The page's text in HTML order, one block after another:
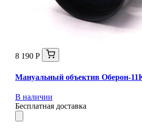
8 190 Р
Мануальный объектив Оберон-
В наличии
Бесплатная доставка